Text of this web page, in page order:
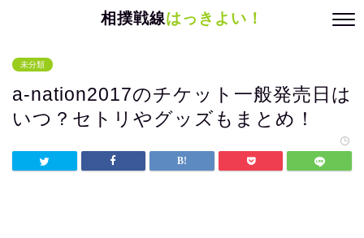
相撲戦線はっきよい！
未分類
a-nation2017のチケット一般発売日は
いつ？セトリやグッズもまとめ！